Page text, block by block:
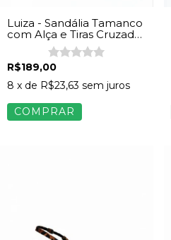
Luiza - Sandália Tamanco
com Alça e Tiras Cruzadas
Feminina Napa Vinho
R$189,00
8 x de R$23,63 sem juros
COMPRAR